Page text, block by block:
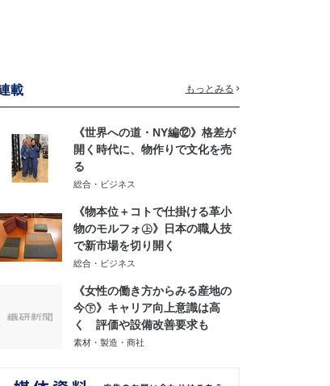
載 もっとみる
《世界への道・NY編⑫》格差が
開く時代に、物作りで文化を売
る
総合・ビジネス
《物本位＋コトで仕掛ける革小
物のモルフォ㊤》日本の職人技
で新市場を切り開く
総合・ビジネス
《女性の働き方からみる産地の
今㊦》キャリア向上意識は高
く 評価や設備改善要求も
素材・製造・商社